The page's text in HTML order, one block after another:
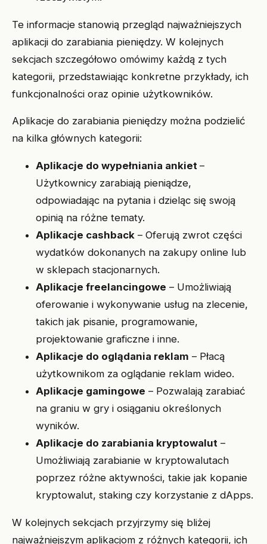
Te informacje stanowią przegląd najważniejszych
aplikacji do zarabiania pieniędzy. W kolejnych
sekcjach szczegółowo omówimy każdą z tych
kategorii, przedstawiając konkretne przykłady, ich
funkcjonalności oraz opinie użytkowników.
Aplikacje do zarabiania pieniędzy można podzielić
na kilka głównych kategorii:
Aplikacje do wypełniania ankiet –
Użytkownicy zarabiają pieniądze,
odpowiadając na pytania i dzieląc się swoją
opinią na różne tematy.
Aplikacje cashback – Oferują zwrot części
wydatków dokonanych na zakupy online lub
w sklepach stacjonarnych.
Aplikacje freelancingowe – Umożliwiają
oferowanie i wykonywanie usług na zlecenie,
takich jak pisanie, programowanie,
projektowanie graficzne i inne.
Aplikacje do oglądania reklam – Płacą
użytkownikom za oglądanie reklam wideo.
Aplikacje gamingowe – Pozwalają zarabiać
na graniu w gry i osiąganiu określonych
wyników.
Aplikacje do zarabiania kryptowalut –
Umożliwiają zarabianie w kryptowalutach
poprzez różne aktywności, takie jak kopanie
kryptowalut, staking czy korzystanie z dApps.
W kolejnych sekcjach przyjrzymy się bliżej
najważniejszym aplikacjom z różnych kategorii, ich